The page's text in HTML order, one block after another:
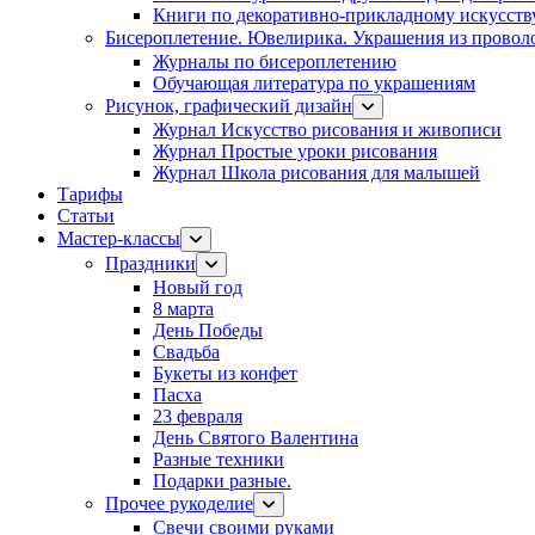
Книги по декоративно-прикладному
Бисероплетение. Ювелирика. Украшения из
Журналы по бисероплетению
Обучающая литература по украшениям
Рисунок, графический дизайн
Журнал Искусство рисования и живописи
Журнал Простые уроки рисования
Журнал Школа рисования для малышей
Тарифы
Статьи
Мастер-классы
Праздники
Новый год
8 марта
День Победы
Свадьба
Букеты из конфет
Пасха
23 февраля
День Святого Валентина
Разные техники
Подарки разные.
Прочее рукоделие
Свечи своими руками